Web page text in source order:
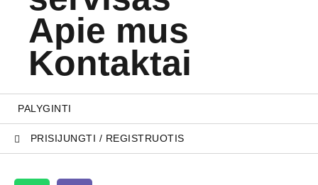
Apie mus
Kontaktai
PALYGINTI
PRISIJUNGTI / REGISTRUOTIS